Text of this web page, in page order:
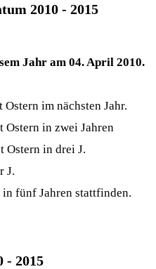
2010 - 2015
Jahr am 04. April 2010.
im nächsten Jahr.
Ostern in zwei Jahren
Ostern in drei J.
J.
fünf Jahren stattfinden.
- 2015